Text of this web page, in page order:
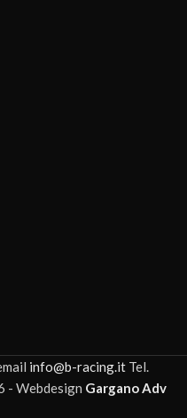
info@b-racing.itTel.
- Webdesign Gargano Adv